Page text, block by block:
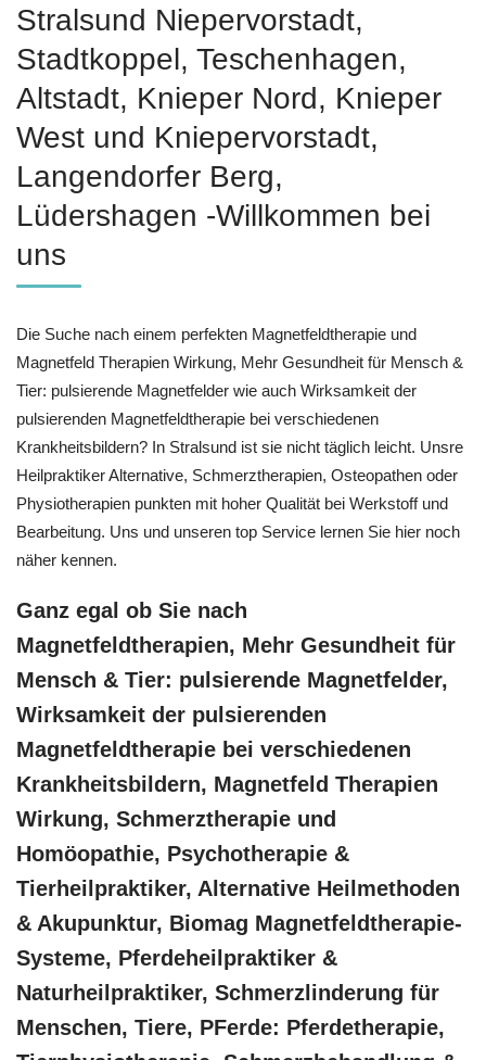
Stralsund Niepervorstadt,
Stadtkoppel, Teschenhagen,
Altstadt, Knieper Nord, Knieper
West und Kniepervorstadt,
Langendorfer Berg,
Lüdershagen -Willkommen bei
uns
Die Suche nach einem perfekten Magnetfeldtherapie und
Magnetfeld Therapien Wirkung, Mehr Gesundheit für Mensch &
Tier: pulsierende Magnetfelder wie auch Wirksamkeit der
pulsierenden Magnetfeldtherapie bei verschiedenen
Krankheitsbildern? In Stralsund ist sie nicht täglich leicht. Unsre
Heilpraktiker Alternative, Schmerztherapien, Osteopathen oder
Physiotherapien punkten mit hoher Qualität bei Werkstoff und
Bearbeitung. Uns und unseren top Service lernen Sie hier noch
näher kennen.
Ganz egal ob Sie nach
Magnetfeldtherapien, Mehr Gesundheit für
Mensch & Tier: pulsierende Magnetfelder,
Wirksamkeit der pulsierenden
Magnetfeldtherapie bei verschiedenen
Krankheitsbildern, Magnetfeld Therapien
Wirkung, Schmerztherapie und
‎Homöopathie, ‎Psychotherapie &
‎Tierheilpraktiker, Alternative Heilmethoden
& Akupunktur, Biomag Magnetfeldtherapie-
Systeme, Pferdeheilpraktiker &
Naturheilpraktiker, Schmerzlinderung für
Menschen, Tiere, PFerde: Pferdetherapie,